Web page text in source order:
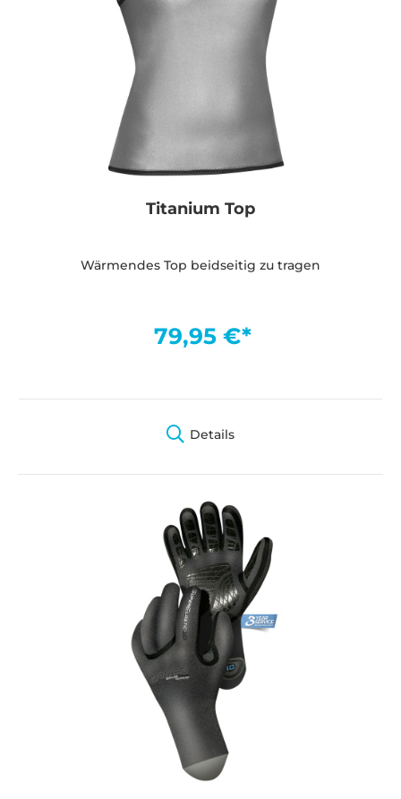
Titanium Top
Wärmendes Top beidseitig zu tragen
79,95 €*
Details